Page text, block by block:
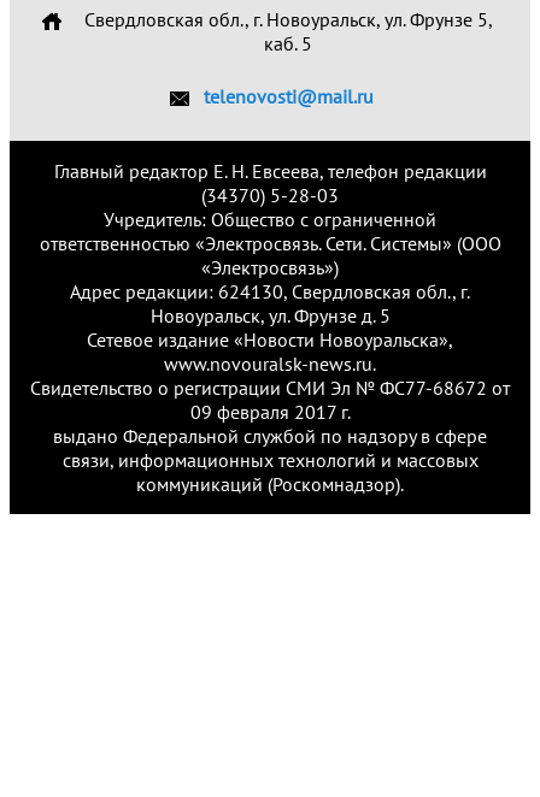
Свердловская обл., г. Новоуральск, ул. Фрунзе 5,
каб. 5
telenovosti@mail.ru
Главный редактор Е. Н. Евсеева, телефон редакции
(34370) 5-28-03
Учредитель: Общество с ограниченной
ответственностью «Электросвязь. Сети. Системы» (ООО
«Электросвязь»)
Адрес редакции: 624130, Свердловская обл., г.
Новоуральск, ул. Фрунзе д. 5
Сетевое издание «Новости Новоуральска»,
www.novouralsk-news.ru.
Свидетельство о регистрации СМИ Эл № ФС77-68672 от
09 февраля 2017 г.
выдано Федеральной службой по надзору в сфере
связи, информационных технологий и массовых
коммуникаций (Роскомнадзор).